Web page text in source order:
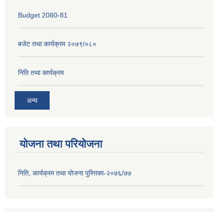
Budget 2080-81
बजेट तथा कार्यक्रम २०७९/०८०
निति तथा कार्यक्रम
अन्य
योजना तथा परियोजना
निति, कार्यक्रम तथा योजना पुस्तिका-२०७६/७७